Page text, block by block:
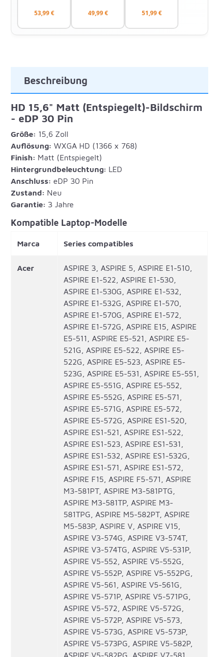
53,99 € 49,99 € 51,99 €
Beschreibung
HD 15,6" Matt (Entspiegelt)-Bildschirm
- eDP 30 Pin
Größe: 15,6 Zoll
Auflösung: WXGA HD (1366 x 768)
Finish: Matt (Entspiegelt)
Hintergrundbeleuchtung: LED
Anschluss: eDP 30 Pin
Zustand: Neu
Garantie: 3 Jahre
Kompatible Laptop-Modelle
Marca Series compatibles
Acer
ASPIRE 3, ASPIRE 5, ASPIRE E1-510,
ASPIRE E1-522, ASPIRE E1-530,
ASPIRE E1-530G, ASPIRE E1-532,
ASPIRE E1-532G, ASPIRE E1-570,
ASPIRE E1-570G, ASPIRE E1-572,
ASPIRE E1-572G, ASPIRE E15, ASPIRE
E5-511, ASPIRE E5-521, ASPIRE E5-
521G, ASPIRE E5-522, ASPIRE E5-
522G, ASPIRE E5-523, ASPIRE E5-
523G, ASPIRE E5-531, ASPIRE E5-551,
ASPIRE E5-551G, ASPIRE E5-552,
ASPIRE E5-552G, ASPIRE E5-571,
ASPIRE E5-571G, ASPIRE E5-572,
ASPIRE E5-572G, ASPIRE ES1-520,
ASPIRE ES1-521, ASPIRE ES1-522,
ASPIRE ES1-523, ASPIRE ES1-531,
ASPIRE ES1-532, ASPIRE ES1-532G,
ASPIRE ES1-571, ASPIRE ES1-572,
ASPIRE F15, ASPIRE F5-571, ASPIRE
M3-581PT, ASPIRE M3-581PTG,
ASPIRE M3-581TP, ASPIRE M3-
581TPG, ASPIRE M5-582PT, ASPIRE
M5-583P, ASPIRE V, ASPIRE V15,
ASPIRE V3-574G, ASPIRE V3-574T,
ASPIRE V3-574TG, ASPIRE V5-531P,
ASPIRE V5-552, ASPIRE V5-552G,
ASPIRE V5-552P, ASPIRE V5-552PG,
ASPIRE V5-561, ASPIRE V5-561G,
ASPIRE V5-571P, ASPIRE V5-571PG,
ASPIRE V5-572, ASPIRE V5-572G,
ASPIRE V5-572P, ASPIRE V5-573,
ASPIRE V5-573G, ASPIRE V5-573P,
ASPIRE V5-573PG, ASPIRE V5-582P,
ASPIRE V5-582PG, ASPIRE V7-581,